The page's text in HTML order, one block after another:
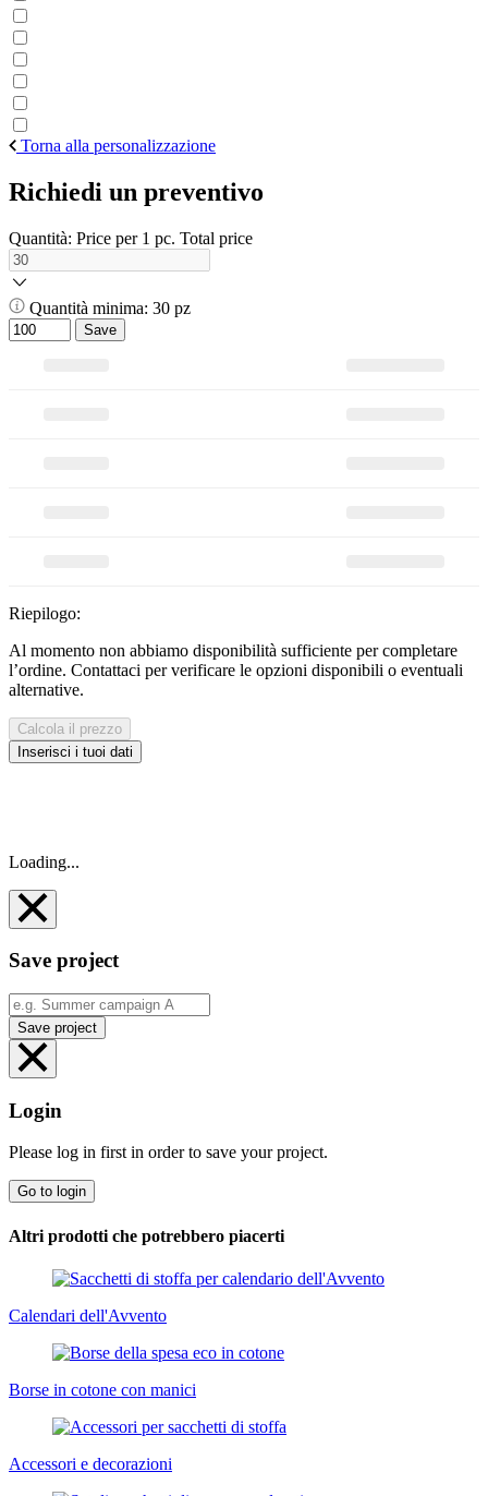
Torna alla personalizzazione
Richiedi un preventivo
Quantità: Price per 1 pc. Total price
Quantità minima: 30 pz
Save
Riepilogo:
Al momento non abbiamo disponibilità sufficiente per completare
l’ordine. Contattaci per verificare le opzioni disponibili o eventuali
alternative.
Calcola il prezzo
Inserisci i tuoi dati
Loading...
Save project
Save project
Login
Please log in first in order to save your project.
Go to login
Altri prodotti che potrebbero piacerti
Calendari dell'Avvento
Borse in cotone con manici
Accessori e decorazioni